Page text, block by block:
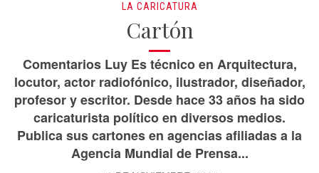
LA CARICATURA
Cartón
Comentarios Luy Es técnico en Arquitectura,
locutor, actor radiofónico, ilustrador, diseñador,
profesor y escritor. Desde hace 33 años ha sido
caricaturista político en diversos medios.
Publica sus cartones en agencias afiliadas a la
Agencia Mundial de Prensa...